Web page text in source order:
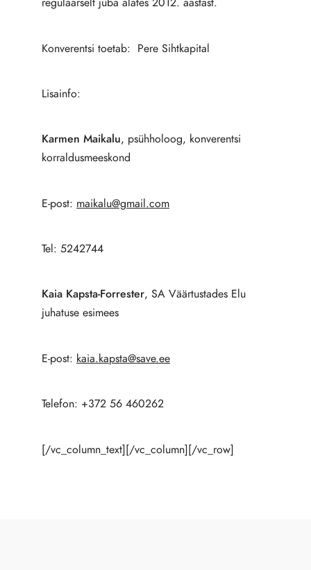
Konverentsi toetab: Pere Sihtkapital
Lisainfo:
Karmen Maikalu, psühholoog, konverentsi
korraldusmeeskond
E-post: maikalu@gmail.com
Tel: 5242744
Kaia Kapsta-Forrester, SA Väärtustades Elu
juhatuse esimees
E-post: kaia.kapsta@save.ee
Telefon: +372 56 460262
[/vc_column_text][/vc_column][/vc_row]